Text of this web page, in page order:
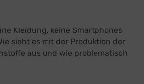
Kleidung, keine Smartphones
sieht es mit der Produktion der
aus und wie problematisch
Switch zum
Irland
Detailszu YouTube
Switch zum